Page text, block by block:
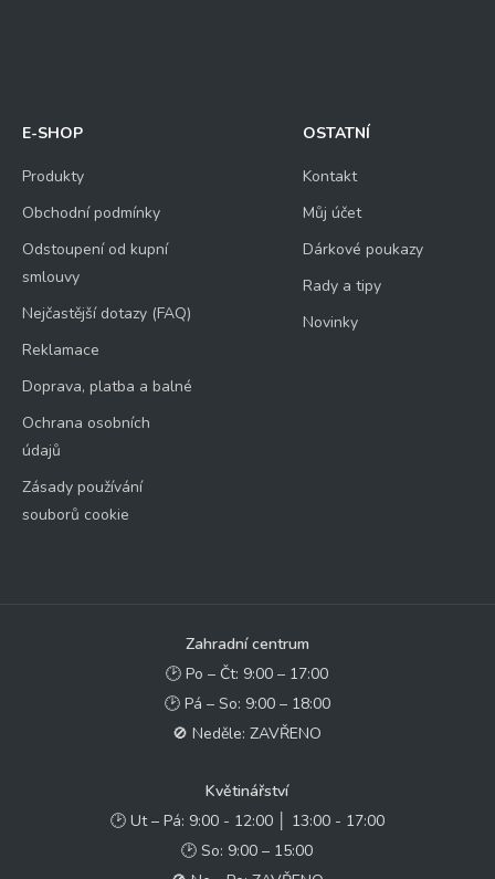
E-SHOP
Produkty
Obchodní podmínky
Odstoupení od kupní
smlouvy
Nejčastější dotazy (FAQ)
Reklamace
Doprava, platba a balné
Ochrana osobních
údajů
Zásady používání
souborů cookie
OSTATNÍ
Kontakt
Můj účet
Dárkové poukazy
Rady a tipy
Novinky
Zahradní centrum
🕑 Po – Čt: 9:00 – 17:00
🕑 Pá – So: 9:00 – 18:00
🚫 Neděle: ZAVŘENO
Květinářství
🕑 Ut – Pá: 9:00 - 12:00 │ 13:00 - 17:00
🕑 So: 9:00 – 15:00